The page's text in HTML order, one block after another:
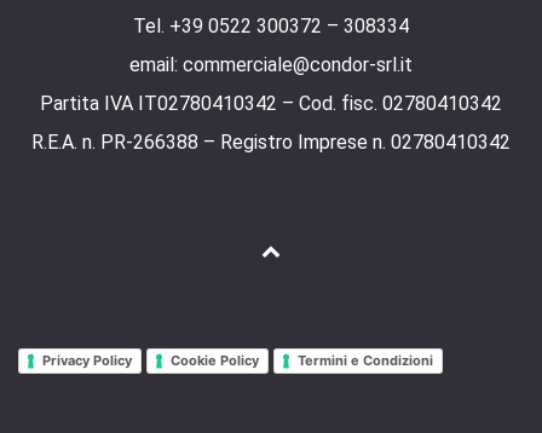
Tel. +39 0522 300372 – 308334
email: commerciale@condor-srl.it
Partita IVA IT02780410342 – Cod. fisc. 02780410342
R.E.A. n. PR-266388 – Registro Imprese n. 02780410342
Privacy Policy Cookie Policy Termini e Condizioni